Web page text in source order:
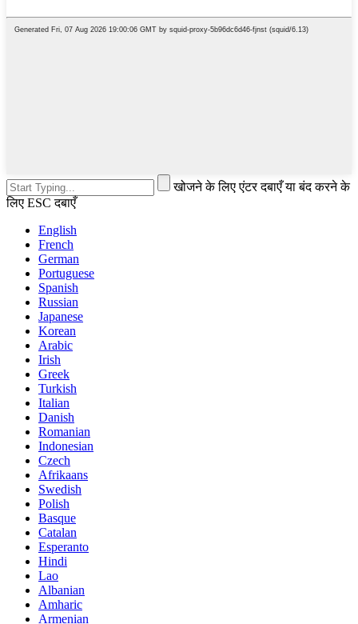
खोजने के लिए एंटर दबाएँ या बंद करने के
लिए ESC दबाएँ
English
French
German
Portuguese
Spanish
Russian
Japanese
Korean
Arabic
Irish
Greek
Turkish
Italian
Danish
Romanian
Indonesian
Czech
Afrikaans
Swedish
Polish
Basque
Catalan
Esperanto
Hindi
Lao
Albanian
Amharic
Armenian